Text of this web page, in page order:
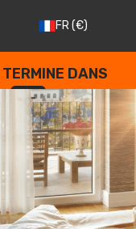
FR(€)
DANS
--
SECONDES